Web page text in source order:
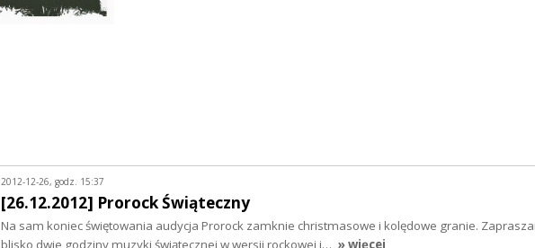
2012-12-26, godz. 15:37
[26.12.2012] Prorock Świąteczny
Na sam koniec świętowania audycja Prorock zamknie christmasowe i kolędowe granie.
blisko dwie godziny muzyki świątecznej w wersji rockowej i… » więcej